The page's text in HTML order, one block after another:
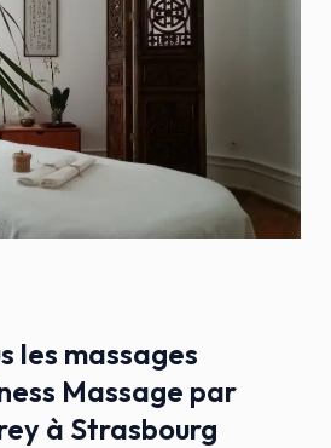
les massages
Massage par
à Strasbourg